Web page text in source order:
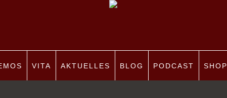
VITA AKTUELLES BLOG PODCAST SHOP